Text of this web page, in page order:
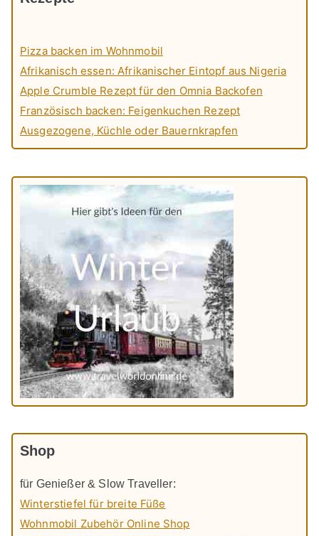
Pizza backen im Wohnmobil
Afrikanisch essen: Afrikanischer Eintopf aus Nigeria
Apple Crumble Rezept für den Omnia Backofen
Französisch backen: Feigenkuchen Rezept
Ausgezogene, Küchle oder Bauernkrapfen
Shop
für Genießer & Slow Traveller:
Winterstiefel für breite Füße
Wohnmobil Zubehör Online Shop